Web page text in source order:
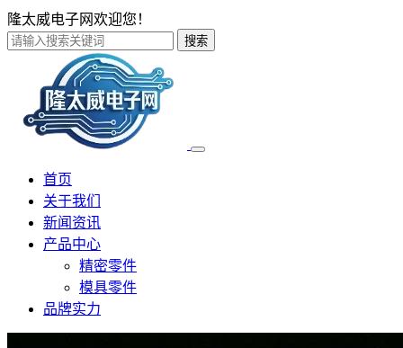
隆太威电子网欢迎您！
搜索
首页
关于我们
新闻资讯
产品中心
精密零件
模具零件
品牌实力